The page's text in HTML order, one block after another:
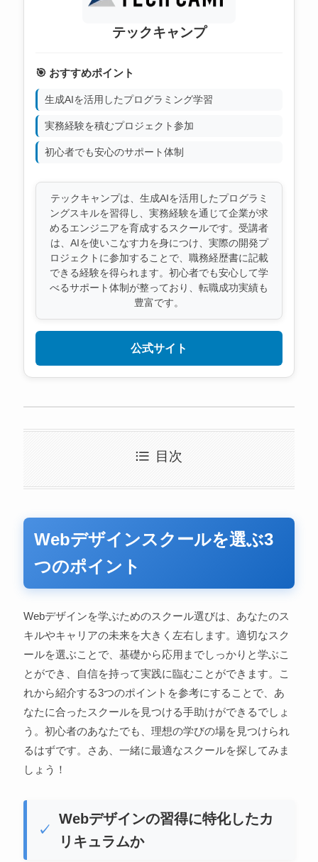
テックキャンプ
🎯 おすすめポイント
生成AIを活用したプログラミング学習
実務経験を積むプロジェクト参加
初心者でも安心のサポート体制
テックキャンプは、生成AIを活用したプログラミ
ングスキルを習得し、実務経験を通じて企業が求
めるエンジニアを育成するスクールです。受講者
は、AIを使いこなす力を身につけ、実際の開発プ
ロジェクトに参加することで、職務経歴書に記載
できる経験を得られます。初心者でも安心して学
べるサポート体制が整っており、転職成功実績も
豊富です。
公式サイト
目次
Webデザインスクールを選ぶ3
つのポイント
Webデザインを学ぶためのスクール選びは、あなたのス
キルやキャリアの未来を大きく左右します。適切なスク
ールを選ぶことで、基礎から応用までしっかりと学ぶこ
とができ、自信を持って実践に臨むことができます。こ
れから紹介する3つのポイントを参考にすることで、あ
なたに合ったスクールを見つける手助けができるでしょ
う。初心者のあなたでも、理想の学びの場を見つけられ
るはずです。さあ、一緒に最適なスクールを探してみま
しょう！
Webデザインの習得に特化したカ
リキュラムか